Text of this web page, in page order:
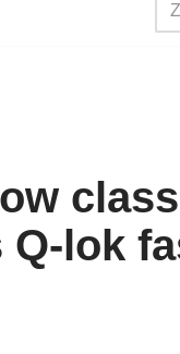
lok